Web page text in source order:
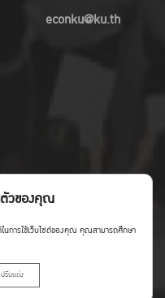
econku@ku.th
KU
ตัวของคุณ
การใช้เว็บไซต์ของคุณ คุณสามารถศึกษา
ปรับแต่ง